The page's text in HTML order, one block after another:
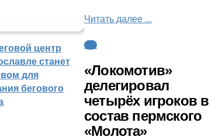
центр
станет
для
бегового
Читать далее ...
КХЛ
«Локомотив»
делегировал
четырёх игроков в
состав пермского
«Молота»